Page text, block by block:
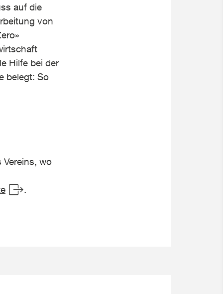
auf die
von
Hilfe bei der
belegt: So
wo
.